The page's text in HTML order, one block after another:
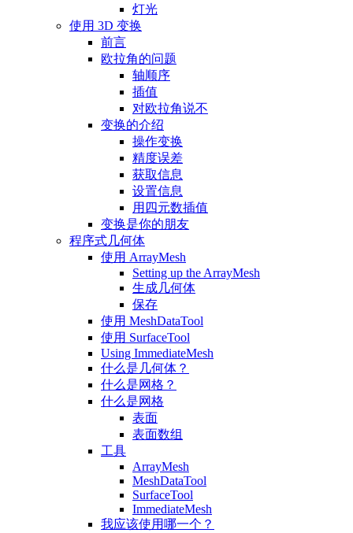
灯光
使用 3D 变换
前言
欧拉角的问题
轴顺序
插值
对欧拉角说不
变换的介绍
操作变换
精度误差
获取信息
设置信息
用四元数插值
变换是你的朋友
程序式几何体
使用 ArrayMesh
Setting up the ArrayMesh
生成几何体
保存
使用 MeshDataTool
使用 SurfaceTool
Using ImmediateMesh
什么是几何体？
什么是网格？
什么是网格
表面
表面数组
工具
ArrayMesh
MeshDataTool
SurfaceTool
ImmediateMesh
我应该使用哪一个？